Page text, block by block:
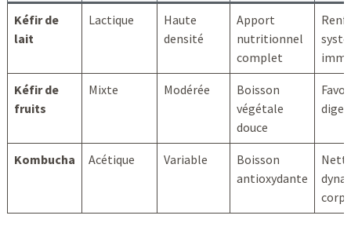
Kéfir de
lait
Lactique
Haute
densité
Apport
nutritionnel
complet
Kéfir de
fruits
Mixte Modérée
Boisson
végétale
douce
Kombucha Acétique Variable
Boisson
antioxydante
corps